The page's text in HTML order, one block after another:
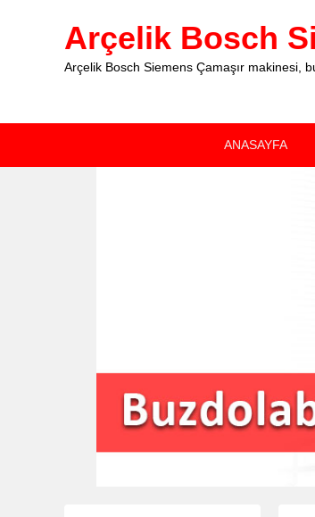
Arçelik Bosch
Arçelik Bosch Siemens Çamaşır makinesi,
ANASAYFA